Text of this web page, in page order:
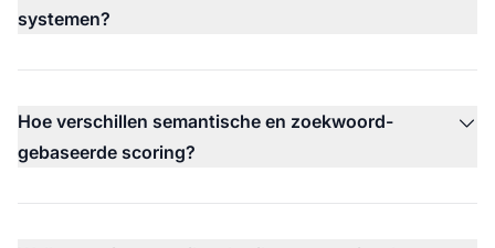
systemen?
Hoe verschillen semantische en zoekwoord-
gebaseerde scoring?